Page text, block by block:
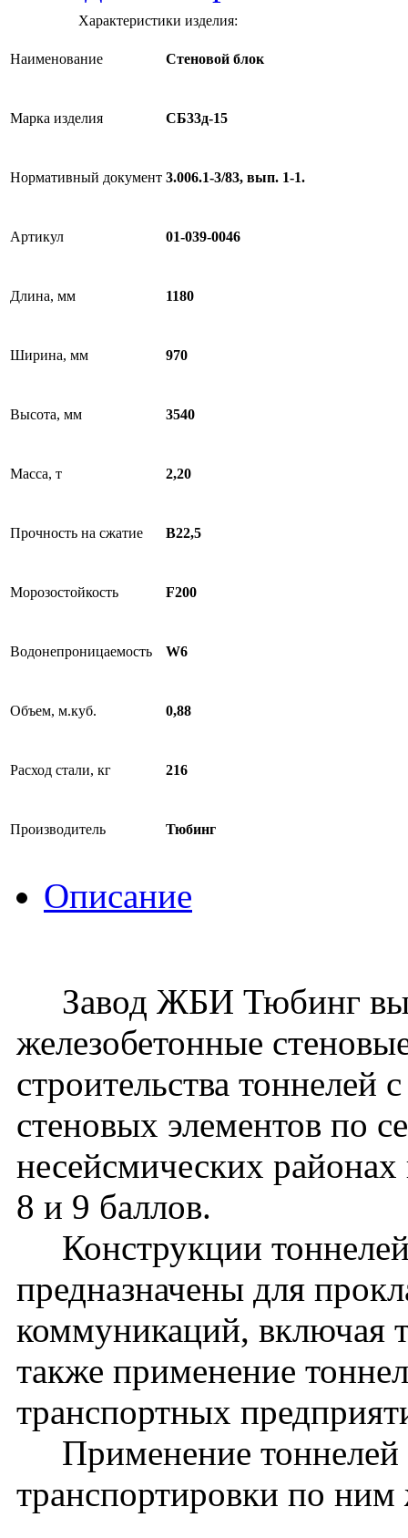
Характеристики изделия:
Наименование Стеновой блок
Марка изделия СБ33д-15
Нормативный документ 3.006.1-3/83, вып. 1-1.
Артикул 01-039-0046
Длина, мм 1180
Ширина, мм 970
Высота, мм 3540
Масса, т 2,20
Прочность на сжатие В22,5
Морозостойкость F200
Водонепроницаемость W6
Объем, м.куб. 0,88
Расход стали, кг 216
Производитель Тюбинг
Описание
Завод ЖБИ Тюбинг
железобетонные
строительства
стеновых элементов по
несейсмических
8 и 9 баллов.
Конструкции тоннелей
предназначены для
коммуникаций, включая
также применение
транспортных
Применение тоннелей
транспортировки по